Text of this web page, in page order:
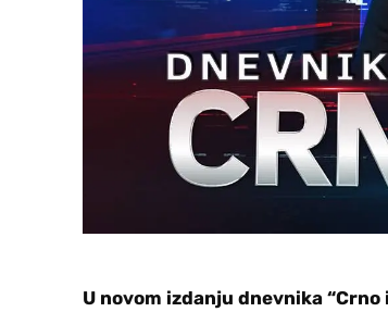
U novom izdanju dnevnika